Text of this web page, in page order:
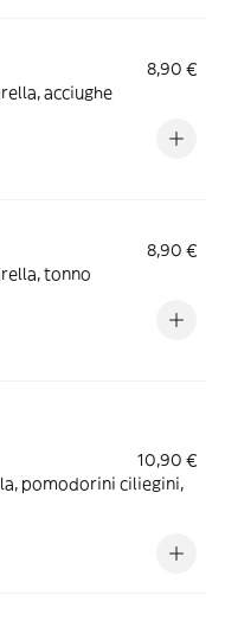
8,90 €
acciughe
8,90 €
tonno
10,90 €
pomodorini ciliegini,